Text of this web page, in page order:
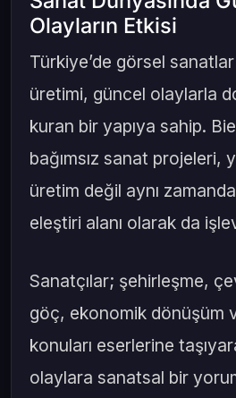
Olayların Etkisi
Türkiye’de görsel
üretimi, güncel olaylarla
kuran bir yapıya sahip.
bağımsız sanat projeleri,
üretim değil aynı
eleştiri alanı olarak da
Sanatçılar; şehirleşme,
göç, ekonomik dönüşüm
konuları eserlerine
olaylara sanatsal bir